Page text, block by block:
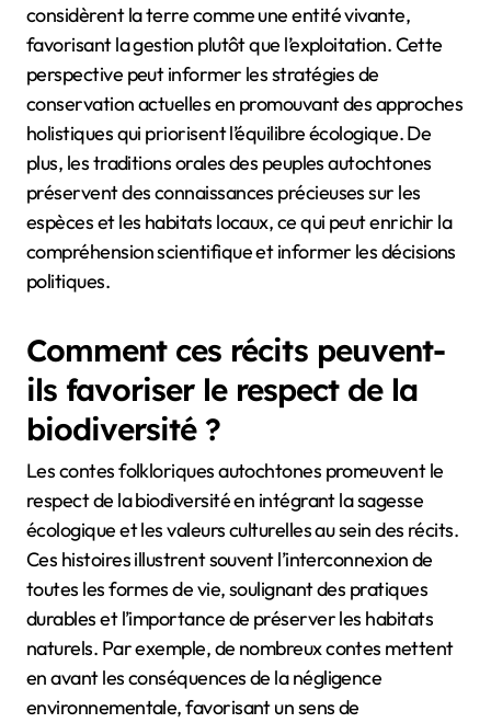
considèrent la terre comme une entité vivante,
favorisant la gestion plutôt que l’exploitation. Cette
perspective peut informer les stratégies de
conservation actuelles en promouvant des approches
holistiques qui priorisent l’équilibre écologique. De
plus, les traditions orales des peuples autochtones
préservent des connaissances précieuses sur les
espèces et les habitats locaux, ce qui peut enrichir la
compréhension scientifique et informer les décisions
politiques.
Comment ces récits peuvent-
ils favoriser le respect de la
biodiversité ?
Les contes folkloriques autochtones promeuvent le
respect de la biodiversité en intégrant la sagesse
écologique et les valeurs culturelles au sein des récits.
Ces histoires illustrent souvent l’interconnexion de
toutes les formes de vie, soulignant des pratiques
durables et l’importance de préserver les habitats
naturels. Par exemple, de nombreux contes mettent
en avant les conséquences de la négligence
environnementale, favorisant un sens de